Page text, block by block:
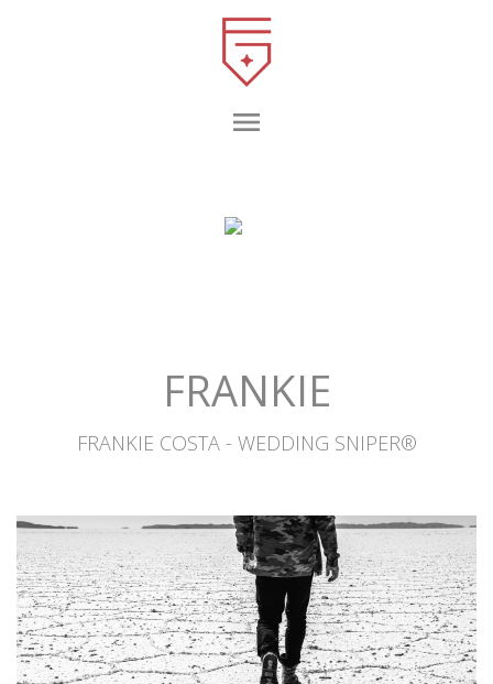
menu
FRANKIE
FRANKIE COSTA - WEDDING SNIPER®